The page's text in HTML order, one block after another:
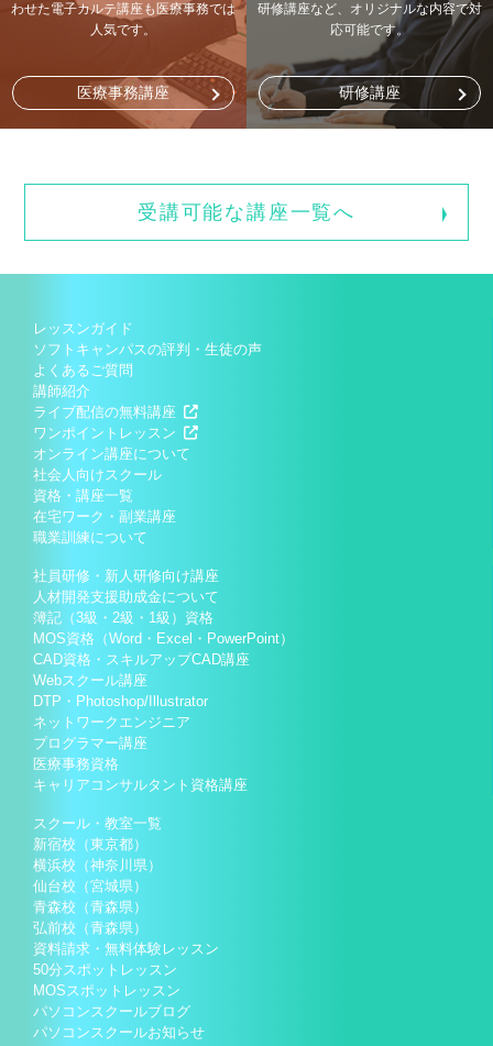
わせた電子カルテ講座も医療事務では
人気です。
医療事務講座
研修講座など、オリジナルな内容で対
応可能です。
研修講座
受講可能な講座一覧へ
レッスンガイド
ソフトキャンパスの評判・生徒の声
よくあるご質問
講師紹介
ライブ配信の無料講座
ワンポイントレッスン
オンライン講座について
社会人向けスクール
資格・講座一覧
在宅ワーク・副業講座
職業訓練について
社員研修・新人研修向け講座
人材開発支援助成金について
簿記（3級・2級・1級）資格
MOS資格（Word・Excel・PowerPoint）
CAD資格・スキルアップCAD講座
Webスクール講座
DTP・Photoshop/Illustrator
ネットワークエンジニア
プログラマー講座
医療事務資格
キャリアコンサルタント資格講座
スクール・教室一覧
新宿校（東京都）
横浜校（神奈川県）
仙台校（宮城県）
青森校（青森県）
弘前校（青森県）
資料請求・無料体験レッスン
50分スポットレッスン
MOSスポットレッスン
パソコンスクールブログ
パソコンスクールお知らせ